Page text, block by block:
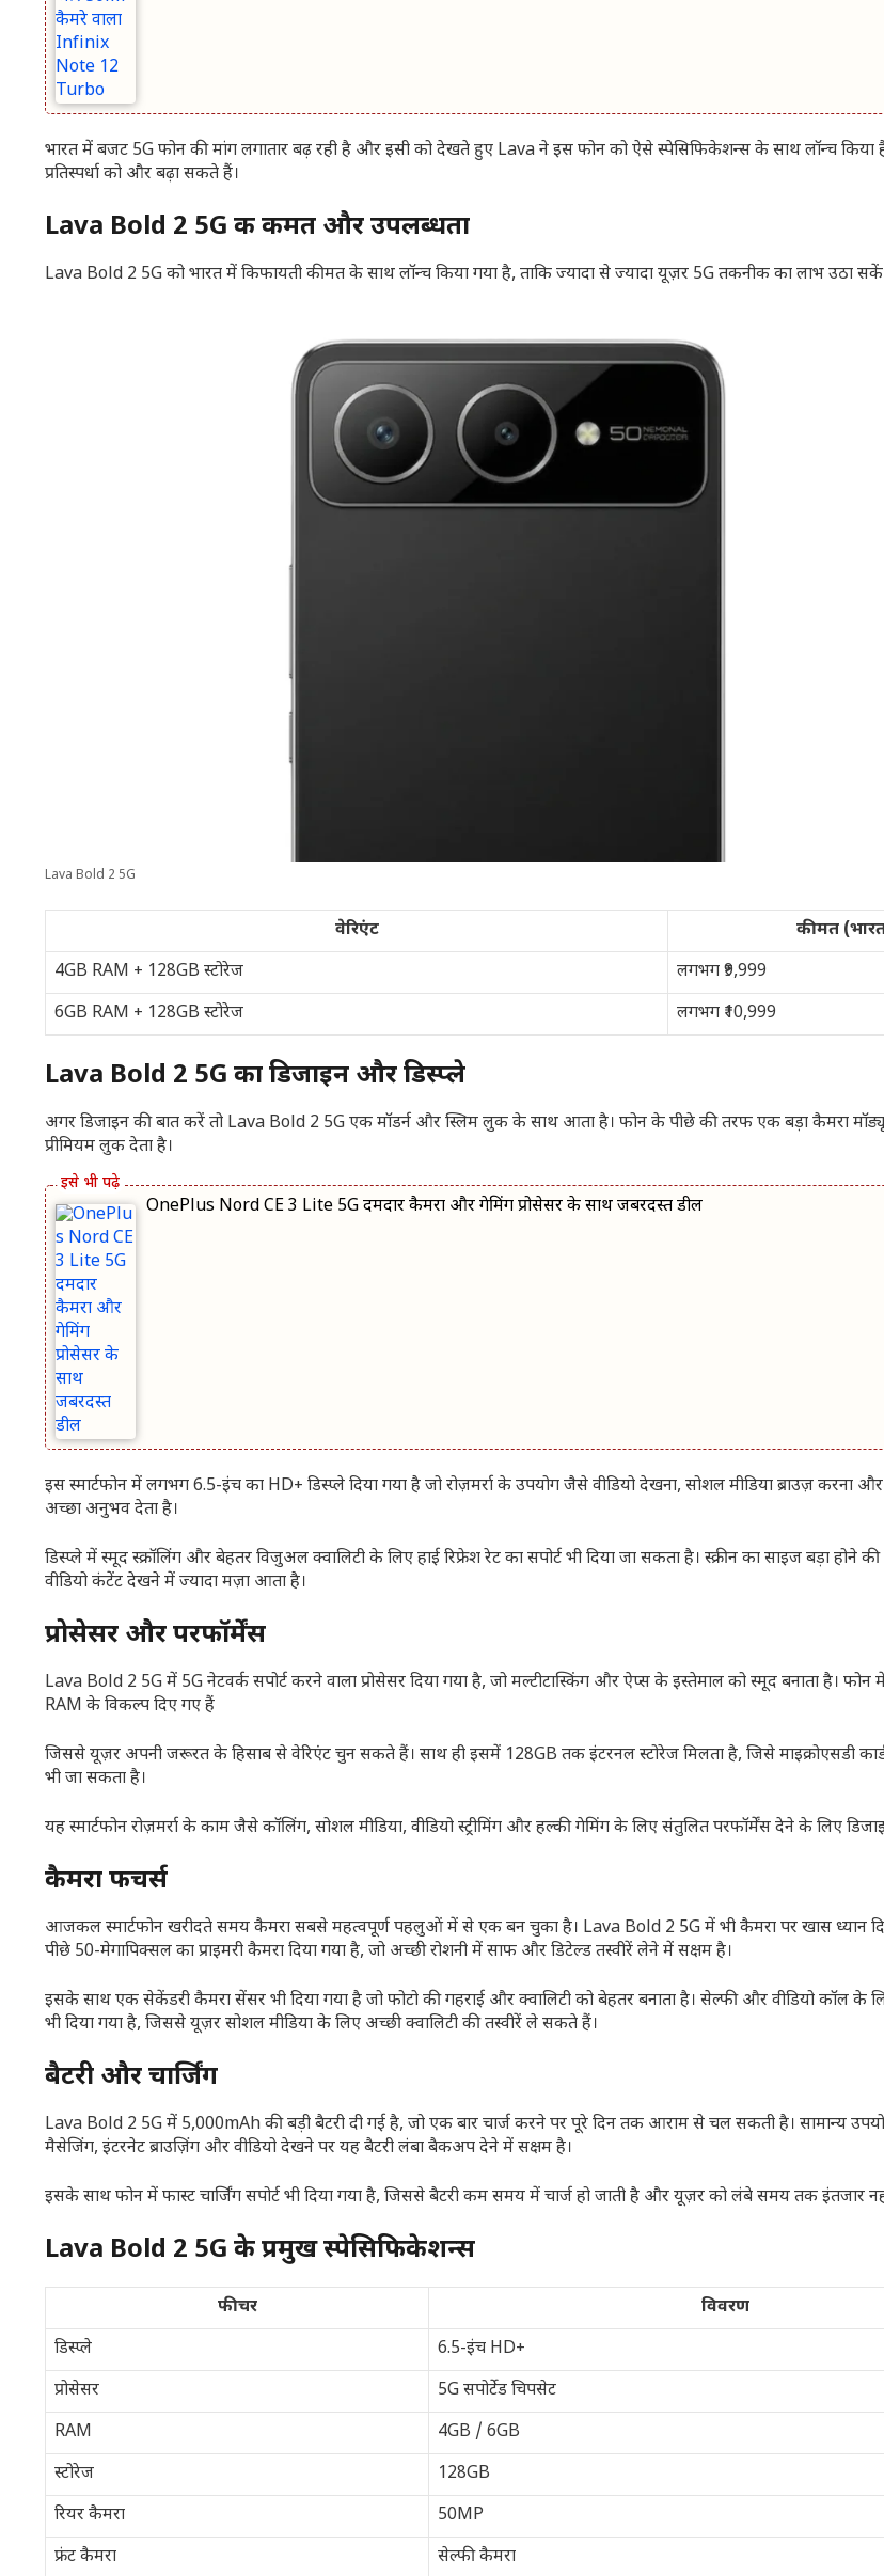
भारत में बजट 5G फोन की मांग लगातार बढ़ रही है और इसी को देखते हुए Lava ने इस फोन को ऐसे स्पेसिफिकेशन्स के साथ लॉन्च
प्रतिस्पर्धा को और बढ़ा सकते हैं।
Lava Bold 2 5G की कीमत और उपलब्धता
Lava Bold 2 5G को भारत में किफायती कीमत के साथ लॉन्च किया गया है, ताकि ज्यादा से ज्यादा यूज़र 5G तकनीक का लाभ उठा
Lava Bold 2 5G
वेरिएंट
कीमत
4GB RAM + 128GB स्टोरेज
लगभग ₹9,999
6GB RAM + 128GB स्टोरेज
लगभग ₹10,999
Lava Bold 2 5G का डिजाइन और डिस्प्ले
अगर डिजाइन की बात करें तो Lava Bold 2 5G एक मॉडर्न और स्लिम लुक के साथ आता है। फोन के पीछे की तरफ एक बड़ा कैमरा
प्रीमियम लुक देता है।
OnePlus Nord CE 3 Lite 5G दमदार कैमरा और गेमिंग प्रोसेसर के साथ जबरदस्त डील
इस स्मार्टफोन में लगभग 6.5-इंच का HD+ डिस्प्ले दिया गया है जो रोज़मर्रा के उपयोग जैसे वीडियो देखना, सोशल मीडिया ब्राउज़ करना
अच्छा अनुभव देता है।
डिस्प्ले में स्मूद स्क्रॉलिंग और बेहतर विजुअल क्वालिटी के लिए हाई रिफ्रेश रेट का सपोर्ट भी दिया जा सकता है। स्क्रीन का साइज बड़ा होने
वीडियो कंटेंट देखने में ज्यादा मज़ा आता है।
प्रोसेसर और परफॉर्मेंस
Lava Bold 2 5G में 5G नेटवर्क सपोर्ट करने वाला प्रोसेसर दिया गया है, जो मल्टीटास्किंग और ऐप्स के इस्तेमाल को स्मूद बनाता है।
RAM के विकल्प दिए गए हैं
जिससे यूज़र अपनी जरूरत के हिसाब से वेरिएंट चुन सकते हैं। साथ ही इसमें 128GB तक इंटरनल स्टोरेज मिलता है, जिसे माइक्रोएसडी
भी जा सकता है।
यह स्मार्टफोन रोज़मर्रा के काम जैसे कॉलिंग, सोशल मीडिया, वीडियो स्ट्रीमिंग और हल्की गेमिंग के लिए संतुलित परफॉर्मेंस देने के लिए
कैमरा फीचर्स
आजकल स्मार्टफोन खरीदते समय कैमरा सबसे महत्वपूर्ण पहलुओं में से एक बन चुका है। Lava Bold 2 5G में भी कैमरा पर खास ध्यान
पीछे 50-मेगापिक्सल का प्राइमरी कैमरा दिया गया है, जो अच्छी रोशनी में साफ और डिटेल्ड तस्वीरें लेने में सक्षम है।
इसके साथ एक सेकेंडरी कैमरा सेंसर भी दिया गया है जो फोटो की गहराई और क्वालिटी को बेहतर बनाता है। सेल्फी और वीडियो कॉल के
भी दिया गया है, जिससे यूज़र सोशल मीडिया के लिए अच्छी क्वालिटी की तस्वीरें ले सकते हैं।
बैटरी और चार्जिंग
Lava Bold 2 5G में 5,000mAh की बड़ी बैटरी दी गई है, जो एक बार चार्ज करने पर पूरे दिन तक आराम से चल सकती है। सामान्य
मैसेजिंग, इंटरनेट ब्राउज़िंग और वीडियो देखने पर यह बैटरी लंबा बैकअप देने में सक्षम है।
इसके साथ फोन में फास्ट चार्जिंग सपोर्ट भी दिया गया है, जिससे बैटरी कम समय में चार्ज हो जाती है और यूज़र को लंबे समय तक इंतजार
Lava Bold 2 5G के प्रमुख स्पेसिफिकेशन्स
फीचर
विवरण
डिस्प्ले
6.5-इंच HD+
प्रोसेसर
5G सपोर्टेड चिपसेट
RAM
4GB / 6GB
स्टोरेज
128GB
रियर कैमरा
50MP
फ्रंट कैमरा
सेल्फी कैमरा